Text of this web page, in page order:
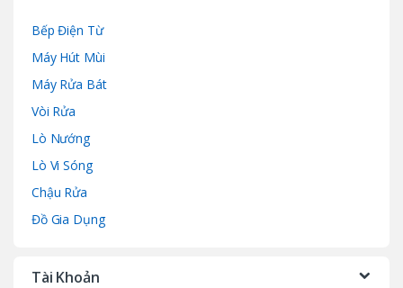
Bếp Điện Từ
Máy Hút Mùi
Máy Rửa Bát
Vòi Rửa
Lò Nướng
Lò Vi Sóng
Chậu Rửa
Đồ Gia Dụng
Tài Khoản